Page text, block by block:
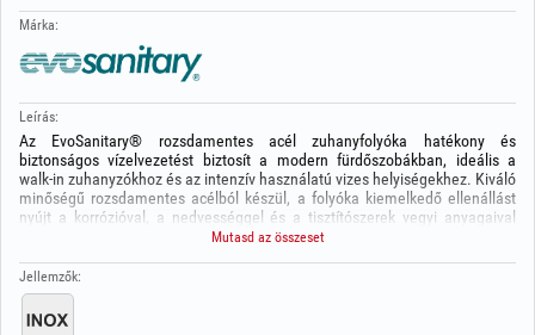
Márka:
Leírás:
Az EvoSanitary® rozsdamentes acél zuhanyfolyóka hatékony és
biztonságos vízelvezetést biztosít a modern fürdőszobákban, ideális a
walk‑in zuhanyzókhoz és az intenzív használatú vizes helyiségekhez. Kiváló
minőségű rozsdamentes acélból készül, a folyóka kiemelkedő ellenállást
nyújt a korrózióval, a nedvességgel és a tisztítószerek vegyi anyagaival
Az EvoSanitary® rendszer gyors vízelvezetést garantál, megakadályozza a
víz felgyülemlését, és szárazon, higiénikusan tartja a zuhanyzót. Modern,
letisztult kialakítása lehetővé teszi a padlóba történő diszkrét beépítést,
Mutasd az összeset
Jellemzők: